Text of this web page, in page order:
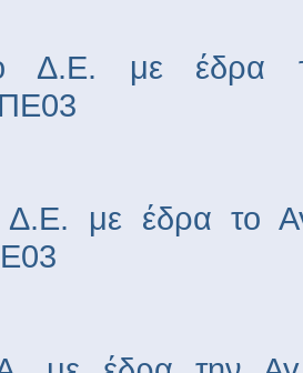
Δ.Ε. με έδρα
Δ.Ε. με έδρα το